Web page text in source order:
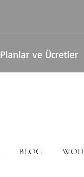
Planlar ve Ücretler
BLOG WOD